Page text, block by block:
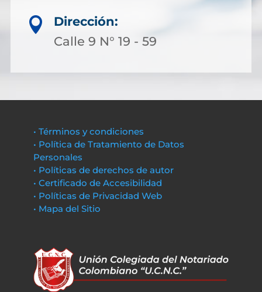

Dirección:
Calle 9 N° 19 - 59
• Términos y condiciones
• Política de Tratamiento de Datos
Personales
• Políticas de derechos de autor
• Certificado de Accesibilidad
• Políticas de Privacidad Web
• Mapa del Sitio